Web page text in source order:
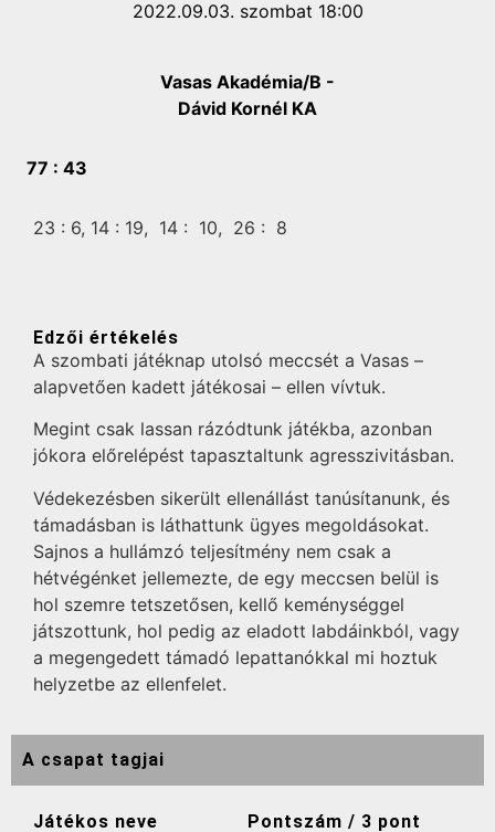
2022.09.03. szombat 18:00
Vasas Akadémia/B -
Dávid Kornél KA
77 : 43
23 : 6, 14 : 19, 14 : 10, 26 : 8
Edzői értékelés
A szombati játéknap utolsó meccsét a Vasas –
alapvetően kadett játékosai – ellen vívtuk.
Megint csak lassan rázódtunk játékba, azonban
jókora előrelépést tapasztaltunk agresszivitásban.
Védekezésben sikerült ellenállást tanúsítanunk, és
támadásban is láthattunk ügyes megoldásokat.
Sajnos a hullámzó teljesítmény nem csak a
hétvégénket jellemezte, de egy meccsen belül is
hol szemre tetszetősen, kellő keménységgel
játszottunk, hol pedig az eladott labdáinkból, vagy
a megengedett támadó lepattanókkal mi hoztuk
helyzetbe az ellenfelet.
A csapat tagjai
Játékos neve Pontszám / 3 pont